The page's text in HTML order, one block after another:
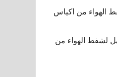
الهواء من اكياس
لشفط الهواء من